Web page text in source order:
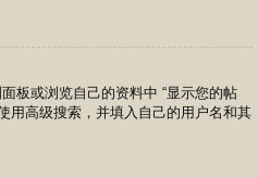
板或浏览自己的资料中 “显示您的帖
用高级搜索，并填入自己的用户名和其